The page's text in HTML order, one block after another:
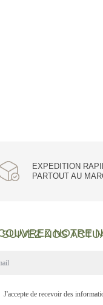
EXPEDITION
PARTOUT AU
NOTRE
SUIVEZ NOS
J'accepte de recevoir des